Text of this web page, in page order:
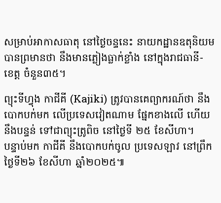
សម្រាប់អាកាសធាតុ នៅថ្ងៃចន្ទនេះ នាយកដ្ឋានឧតុនិយម
បានព្រមានថា នឹងមានភ្លៀងធ្លាក់ខ្លាំង នៅក្នុងរាជធានី-
ខេត្ត ចំនួន៣៥។
ព្យុះទីហ្វុង កាជីគី (Kajiki) ត្រូវបានគេព្យាករណ៍ថា នឹង
បោកបក់មក លើប្រទេសវៀតណាម ផ្នែកខាងលើ ហើយ
នឹងបន្ទន់ ទៅជាព្យុះត្រូពិច នៅថ្ងៃទី ២៥ ខែសីហា។
បន្ទាប់មក កាជីគី នឹងបោកបក់ចូល ប្រទេសឡាវ នៅព្រឹក
ថ្ងៃទី២៦ ខែសីហា ឆ្នាំ២០២៥៕